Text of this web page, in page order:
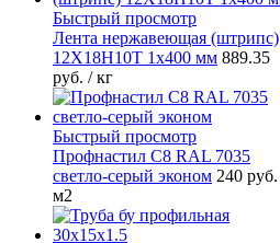
Быстрый просмотр
Лента нержавеющая (штрипс)
12Х18Н10Т 1х400 мм 889.35
руб. / кг
Быстрый просмотр
Профнастил С8 RAL 7035
светло-серый эконом 240 руб.
м2